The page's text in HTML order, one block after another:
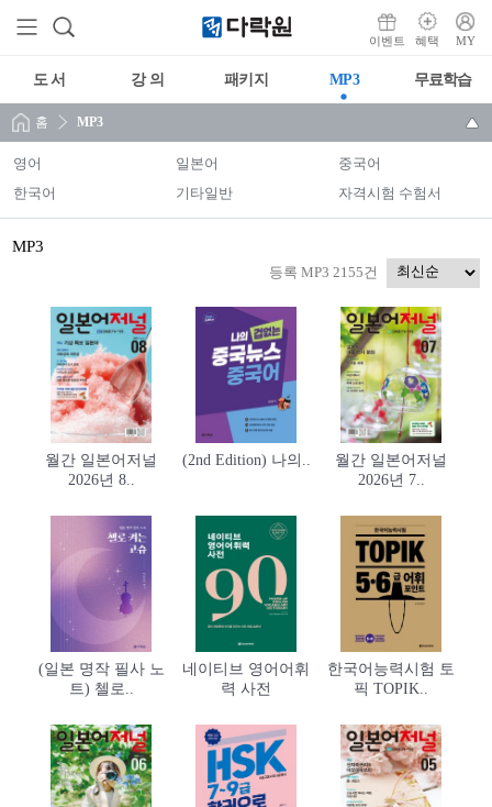
이벤트 혜택 MY
도 서 강 의 패키지 MP3 무료학습
홈 MP3
영어 일본어
중국어
한국어
기타일반 자격시험 수험서
MP3
등록 MP3 2155건
월간 일본어저널
2026년 8..
(2nd Edition) 나의..
월간 일본어저널
2026년 7..
(일본 명작 필사 노
트) 첼로..
네이티브 영어어휘
력 사전
한국어능력시험 토
픽 TOPIK..